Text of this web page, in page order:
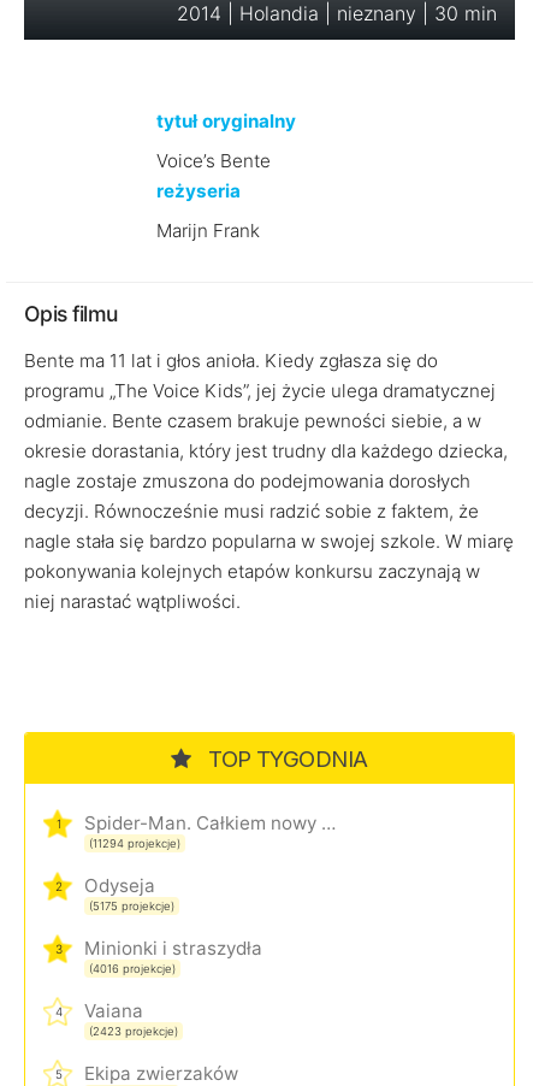
2014 | Holandia | nieznany | 30 min
tytuł oryginalny
Voice’s Bente
reżyseria
Marijn Frank
Opis filmu
Bente ma 11 lat i głos anioła. Kiedy zgłasza się do
programu „The Voice Kids”, jej życie ulega dramatycznej
odmianie. Bente czasem brakuje pewności siebie, a w
okresie dorastania, który jest trudny dla każdego dziecka,
nagle zostaje zmuszona do podejmowania dorosłych
decyzji. Równocześnie musi radzić sobie z faktem, że
nagle stała się bardzo popularna w swojej szkole. W miarę
pokonywania kolejnych etapów konkursu zaczynają w
niej narastać wątpliwości.
TOP TYGODNIA
1 Spider-Man. Całkiem nowy dzień
(11294 projekcje)
2 Odyseja
(5175 projekcje)
3 Minionki i straszydła
(4016 projekcje)
4 Vaiana
(2423 projekcje)
5 Ekipa zwierzaków